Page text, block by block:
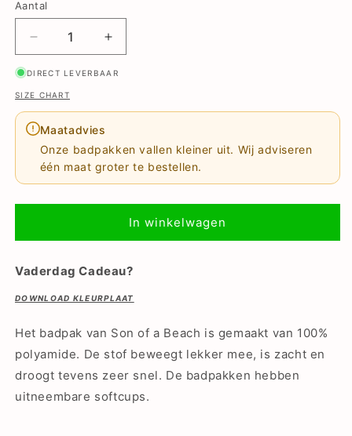
Aantal
Aantal
verlagen
voor
Solid,
Licht
Blauw,
Dames
Badpak
Aantal
verhogen
voor
Licht
Dames
Badpak
DIRECT LEVERBAAR
SIZE CHART
Maatadvies
Onze badpakken vallen kleiner uit. Wij adviseren
één maat groter te bestellen.
In winkelwagen
Vaderdag Cadeau?
DOWNLOAD KLEURPLAAT
Het badpak van Son of a Beach is gemaakt van 100%
polyamide. De stof beweegt lekker mee, is zacht en
droogt tevens zeer snel. De badpakken hebben
uitneembare softcups.